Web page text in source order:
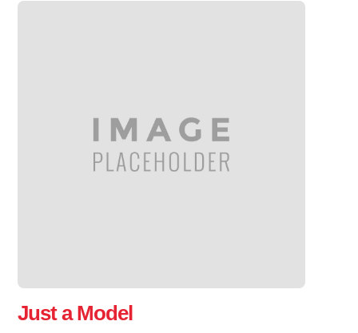
Just a Model